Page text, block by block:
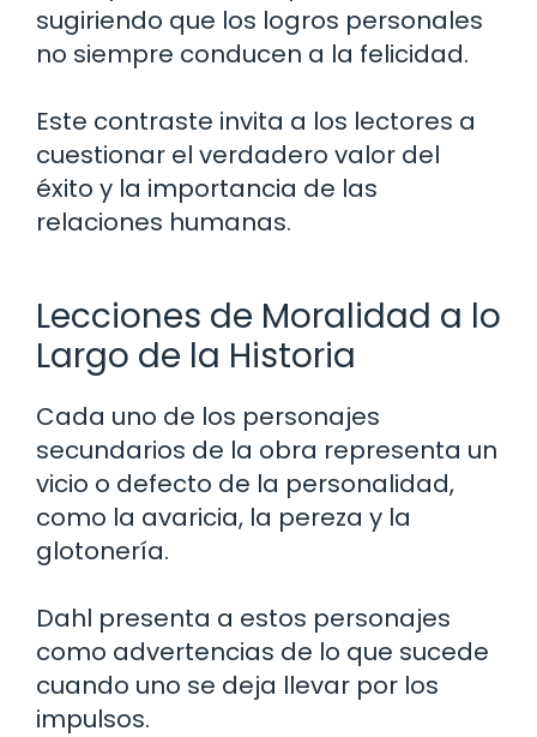
sugiriendo que los logros personales
no siempre conducen a la felicidad.
Este contraste invita a los lectores a
cuestionar el verdadero valor del
éxito y la importancia de las
relaciones humanas.
Lecciones de Moralidad a lo
Largo de la Historia
Cada uno de los personajes
secundarios de la obra representa un
vicio o defecto de la personalidad,
como la avaricia, la pereza y la
glotonería.
Dahl presenta a estos personajes
como advertencias de lo que sucede
cuando uno se deja llevar por los
impulsos.